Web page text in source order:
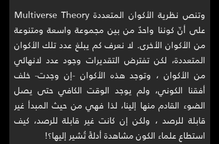
وتنص نظرية الأكوان المتعددة Multiverse Theory
على أنّ كوننا واحدٌ من بين مجموعة واسعة ومتنوعة
من الأكوان الأخرى. لا نعرف كم يبلغ عدد تلك الأكوان
المتعددة، لكن تفترض التقديرات وجود عدد لانهائي
من الأكوان ، وتوجد هذه الأكوان -إن وجدت- خلف
أفقنا الكوني، ولم يوجد الوقت الكافي حتى يصل
الضوء القادم منها إلينا، لذا فهي من حيث المبدأ غير
قابلة للرصد ، ولكن إن كانت غير قابلة للرصد، كيف
استطاع علماء الكون مشاهدة أدلةً تُشير إليها؟!